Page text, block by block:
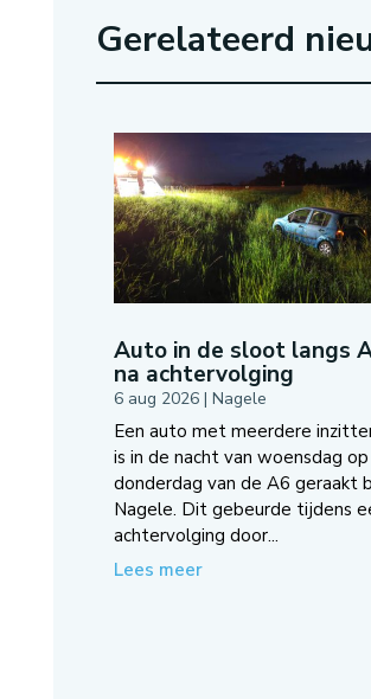
Gerelateerd
Auto in de sloot langs
na achtervolging
6 aug 2026| Nagele
Een auto met meerdere
is in de nacht van woensdag op
donderdag van de A6 geraakt
Nagele. Dit gebeurde tijdens
achtervolging door...
Lees meer